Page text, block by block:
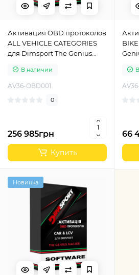
Активация OBD протоколов
ALL VEHICLE CATEGORIES
для Dimsport The Genius
В наличии
AV36-OBD001
0
256 985грн
Купить
66
Новинка